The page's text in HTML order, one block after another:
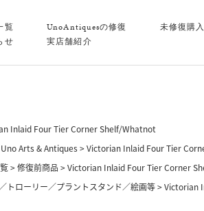
覧 UnoAntiquesの修復 未修復購
せ
実店舗紹介
Inlaid Four Tier Corner Shelf/Whatnot
Uno Arts & Antiques
Victorian Inlaid Four Tier
修復前商品
Victorian Inlaid Four Tier Corner
トローリー／プラントスタンド／絵画等 Victorian